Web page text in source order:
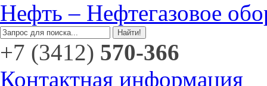
Нефть – Нефтегазовое
+7 (3412) 570-366
Контактная информация